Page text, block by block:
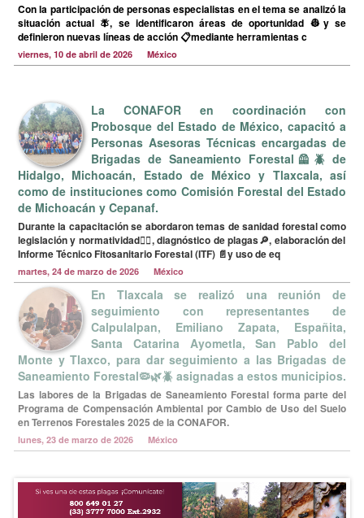
Con la participación de personas especialistas en el tema se analizó la
situación actual 🪰, se identificaron áreas de oportunidad 👷y se
definieron nuevas líneas de acción 📋mediante herramientas c
viernes, 10 de abril de 2026 México
La CONAFOR en coordinación con
Probosque del Estado de México, capacitó a
Personas Asesoras Técnicas encargadas de
Brigadas de Saneamiento Forestal🦺🪲 de
Hidalgo, Michoacán, Estado de México y Tlaxcala, así
como de instituciones como Comisión Forestal del Estado
de Michoacán y Cepanaf.
Durante la capacitación se abordaron temas de sanidad forestal como
legislación y normatividad🧑‍⚖️, diagnóstico de plagas🔎, elaboración del
Informe Técnico Fitosanitario Forestal (ITF) 📄y uso de eq
martes, 24 de marzo de 2026 México
En Tlaxcala se realizó una reunión de
seguimiento con representantes de
Calpulalpan, Emiliano Zapata, Españita,
Santa Catarina Ayometla, San Pablo del
Monte y Tlaxco, para dar seguimiento a las Brigadas de
Saneamiento Forestal🦠🌿🪲 asignadas a estos municipios.
Las labores de la Brigadas de Saneamiento Forestal forma parte del
Programa de Compensación Ambiental por Cambio de Uso del Suelo
en Terrenos Forestales 2025 de la CONAFOR.
lunes, 23 de marzo de 2026 México
En Puebla se preparan para el monitoreo,
diagnóstico, combate y control de plagas 🪳
🌳 y enfermedades en los macizos forestales